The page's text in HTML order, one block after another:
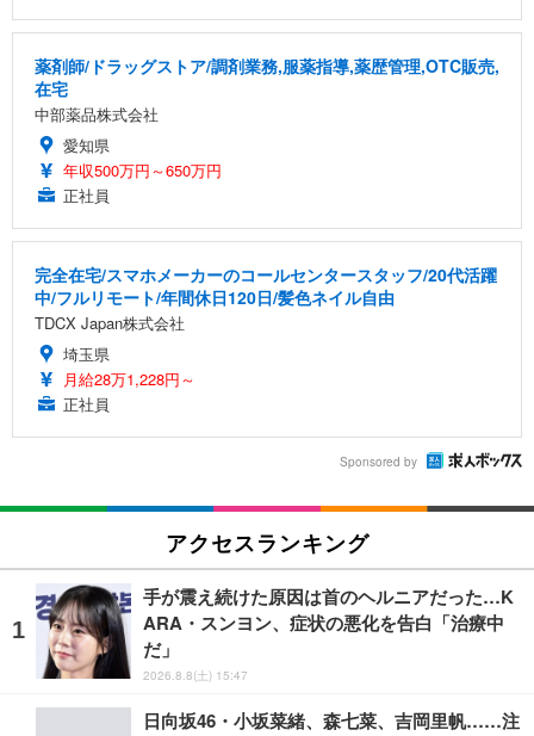
薬剤師/ドラッグストア/調剤業務,服薬指導,薬歴管理,OTC販売,
在宅
中部薬品株式会社
愛知県
年収500万円～650万円
正社員
完全在宅/スマホメーカーのコールセンタースタッフ/20代活躍
中/フルリモート/年間休日120日/髪色ネイル自由
TDCX Japan株式会社
埼玉県
月給28万1,228円～
正社員
Sponsored by
アクセスランキング
手が震え続けた原因は首のヘルニアだった…K
ARA・スンヨン、症状の悪化を告白「治療中
だ」
2026.8.8(土) 15:47
日向坂46・小坂菜緒、森七菜、吉岡里帆……注